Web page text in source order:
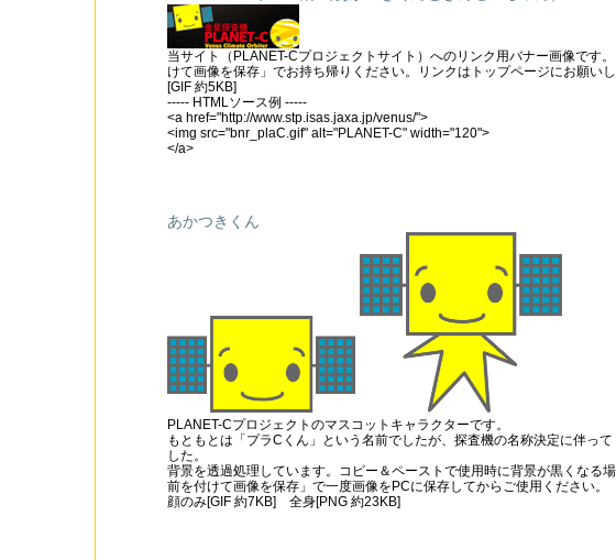
当サイト（PLANET-Cプロジェクトサイト）へのリンク用バナー画像です
けて画像を保存」でお持ち帰りください。リンクはトップページにお願い
[GIF 約5KB]
----- HTMLソース例 -----
<a href="http://www.stp.isas.jaxa.jp/venus/">
<img src="bnr_plaC.gif" alt="PLANET-C" width="120">
</a>
あかつきくん
PLANET-Cプロジェクトのマスコットキャラクターです。
もともとは「プラCくん」という名前でしたが、探査機の名称決定に伴っ
した。
背景を透過処理しています。コピー＆ペーストで使用時に背景が黒くなる
前を付けて画像を保存」で一度画像をPCに保存してからご使用ください。
顔のみ[GIF 約7KB] 全身[PNG 約23KB]